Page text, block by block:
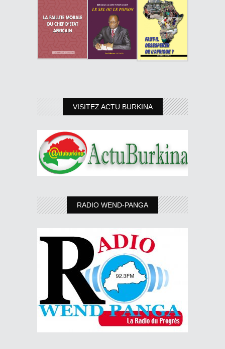
VISITEZ ACTU BURKINA
RADIO WEND-PANGA